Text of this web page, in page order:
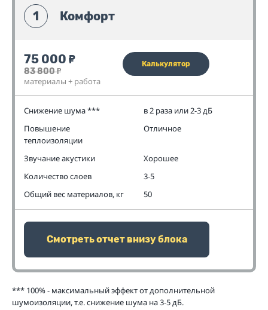
1 Комфорт
75 000 ₽
83 800₽
материалы + работа
Калькулятор
Снижение шума ***
в 2 раза или 2-3 дБ
Повышение
теплоизоляции
Отличное
Звучание акустики
Хорошее
Количество слоев
3-5
Общий вес материалов, кг
50
Смотреть отчет внизу блока
*** 100% - максимальный эффект от дополнительной
шумоизоляции, т.е. снижение шума на 3-5 дБ.